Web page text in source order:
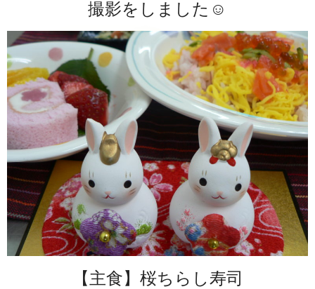
撮影をしました☺
【主食】桜ちらし寿司